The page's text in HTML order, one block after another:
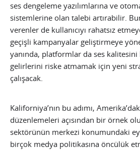
ses dengeleme yazılımlarına ve
sistemlerine olan talebi artırabilir.
verenler de kullanıcıyı rahatsız
geçişli kampanyalar geliştirmeye
yanında, platformlar da ses
gelirlerini riske atmamak için yeni
çalışacak.
Kaliforniya’nın bu adımı,
düzenlemeleri açısından bir örnek
sektörünün merkezi konumundaki
birçok medya politikasına öncülük